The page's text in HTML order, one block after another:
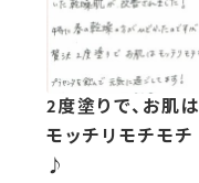
2度塗りで、お肌は
モッチリモチモチ
♪